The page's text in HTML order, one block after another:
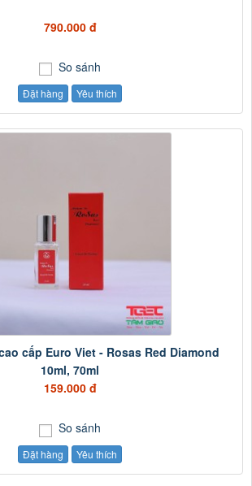
790.000 đ
So sánh
Đặt hàng Yêu thích
cấp Euro Viet - Rosas Red Diamond
10ml, 70ml
159.000 đ
So sánh
Đặt hàng Yêu thích